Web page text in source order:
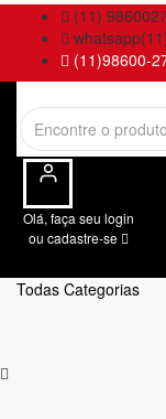
(11)
(11)98600-
Olá, faça seu login
ou cadastre-se
Todas Categorias